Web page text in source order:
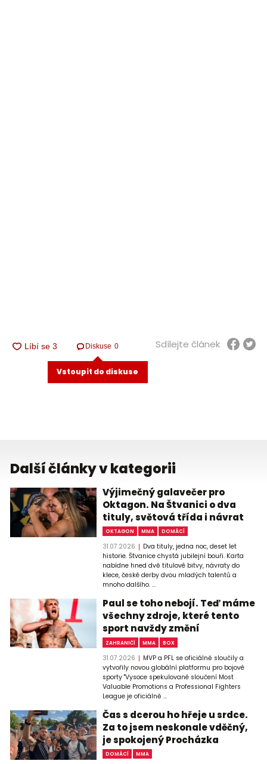
Diskuse 0
Vstoupit do diskuse
Sdílejte článek
Další články v kategorii
Výjimečný galavečer pro
Oktagon. Na Štvanici o dva
tituly, světová třída i návrat
OKTAGON MMA DOMÁCÍ
31.07.2026
Dva tituly, jedna noc, deset let
historie. Štvanice chystá jubilejní bouři. Karta
nabídne hned dvě titulové bitvy, návraty do
klece, české derby dvou mladých talentů a
mnoho dalšího. ...
Paul se toho nebojí. Teď máme
všechny zdroje, které tento
sport navždy změní
ZAHRANIČÍ MMA BOX
31.07.2026
MVP a PFL se oficiálně sloučily a
vytvořily novou globální platformu pro bojové
sporty "Vysoce spekulované sloučení Most
Valuable Promotions a Professional Fighters
League je oficiálně ...
Čas s dcerou ho hřeje u srdce.
Za to jsem neskonale vděčný,
je spokojený Procházka
DOMÁCÍ MMA